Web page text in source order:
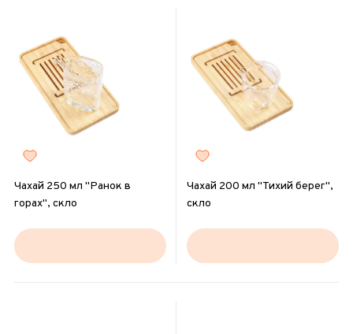
Чахай 250 мл "Ранок в
горах", скло
Чахай 200 мл "Тихий берег",
скло